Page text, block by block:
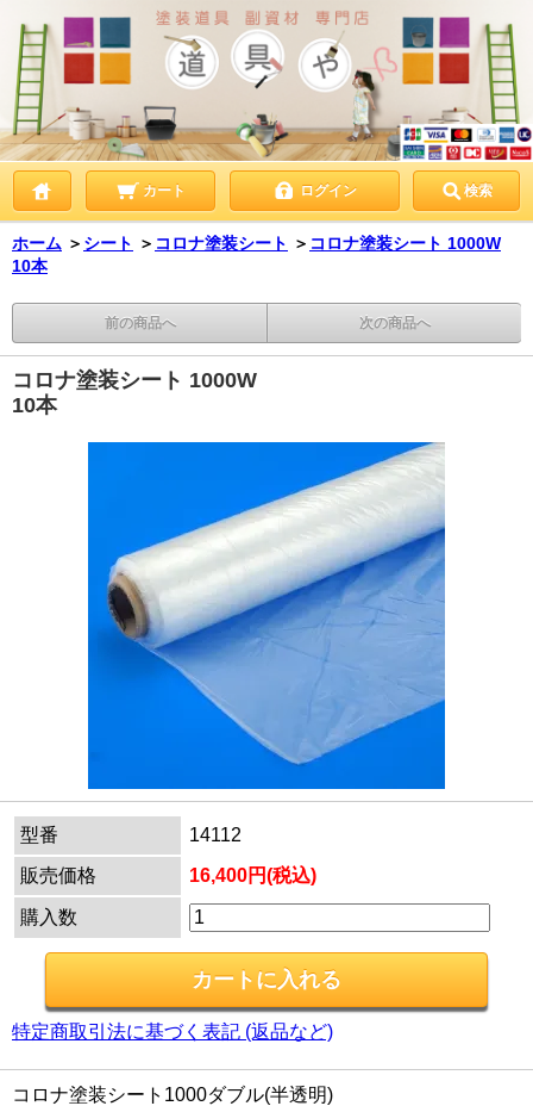
カート ログイン 検索
ホーム ＞ シート ＞ コロナ塗装シート ＞ コロナ塗装シート 1000W
10本
前の商品へ 次の商品へ
コロナ塗装シート 1000W
10本
型番
14112
販売価格
16,400円(税込)
購入数
特定商取引法に基づく表記 (返品など)
コロナ塗装シート1000ダブル(半透明)